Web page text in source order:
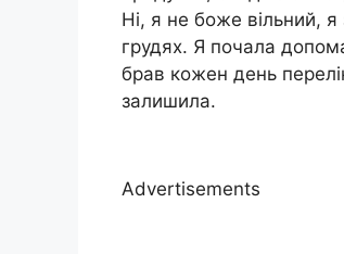
Ні, я не боже вільний,
грудях. Я почала
брав кожен день
залишила.
Advertisements